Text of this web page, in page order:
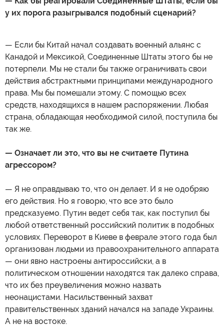
у их порога разыгрывался подобный сценарий?
— Если бы Китай начал создавать военный альянс с
Канадой и Мексикой, Соединенные Штаты этого бы не
потерпели. Мы не стали бы также ограничивать свои
действия абстрактными принципами международного
права. Мы бы помешали этому. С помощью всех
средств, находящихся в нашем распоряжении. Любая
страна, обладающая необходимой силой, поступила бы
так же.
— Означает ли это, что вы не считаете Путина
агрессором?
— Я не оправдываю то, что он делает. И я не одобряю
его действия. Но я говорю, что все это было
предсказуемо. Путин ведет себя так, как поступил бы
любой ответственный российский политик в подобных
условиях. Переворот в Киеве в феврале этого года был
организован людьми из правоохранительного аппарата
— они явно настроены антироссийски, а в
политическом отношении находятся так далеко справа,
что их без преувеличения можно назвать
неонацистами. Насильственный захват
правительственных зданий начался на западе Украины.
А не на востоке.